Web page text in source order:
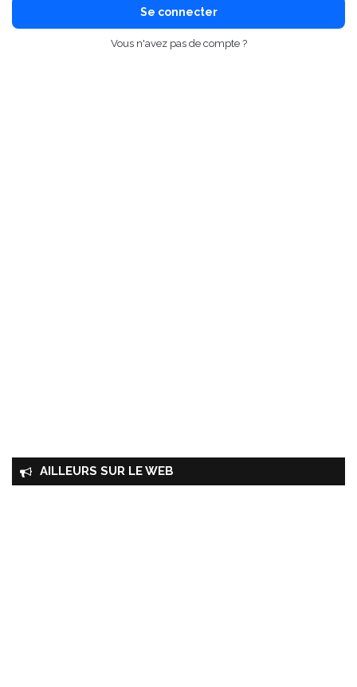
Se connecter
Vous n'avez pas de compte ?
AILLEURS SUR LE WEB